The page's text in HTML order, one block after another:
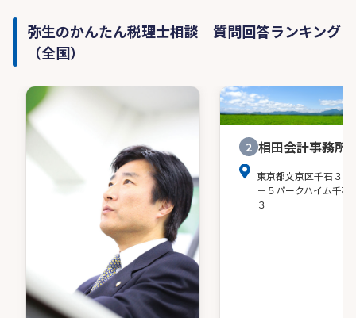
弥生のかんたん税理士相談 質問回答ランキング
（全国）
2 相田会計事務所
東京都文京区千石３－
－５パークハイム千石
３